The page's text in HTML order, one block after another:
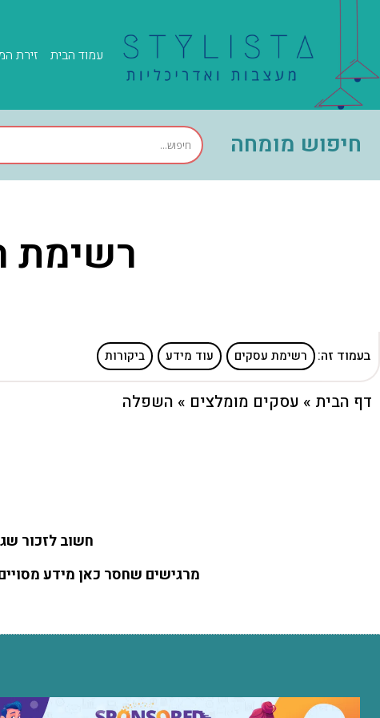
עמוד הבית זירת
חיפוש מומחה
רשימת
בעמוד זה: רשימת עסקים עוד מידע ביקורות
דף הבית » עסקים מומלצים » השפלה
חשוב לזכור
מרגישים שחסר כאן מידע